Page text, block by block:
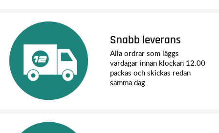
Rubber
Veneer
Wood
Bottle volume:
1/4 oz / 7 gr (glue brush within the cap)
Snabb leverans
Alla ordrar som läggs
vardagar innan klockan 12.00
packas och skickas redan
samma dag.